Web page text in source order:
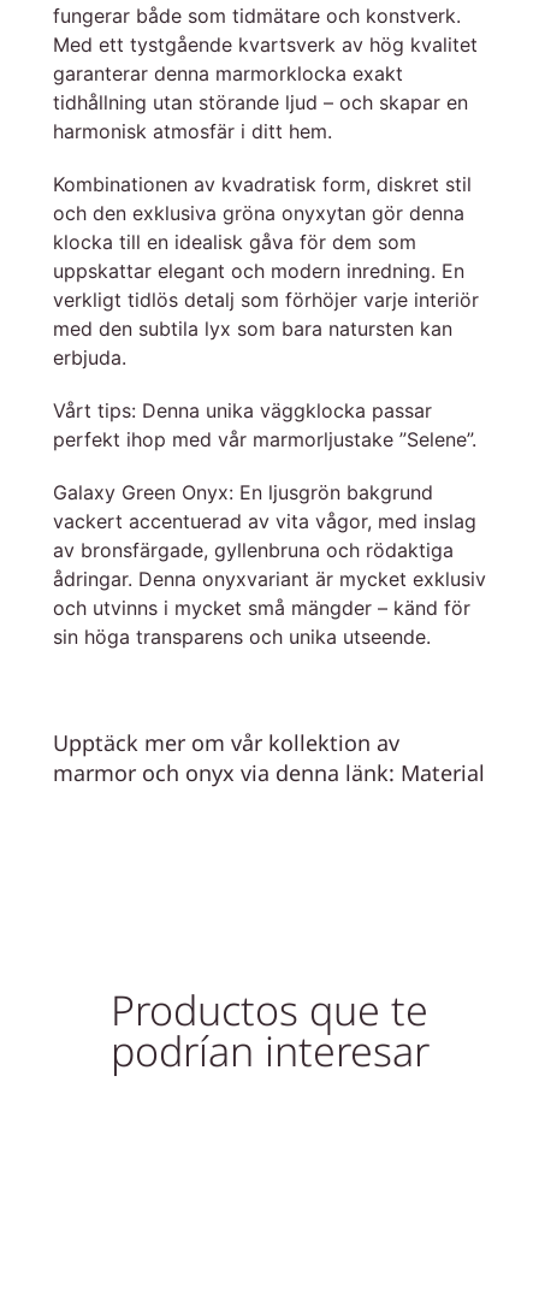
fungerar både som tidmätare och konstverk.
Med ett tystgående kvartsverk av hög kvalitet
garanterar denna marmorklocka exakt
tidhållning utan störande ljud – och skapar en
harmonisk atmosfär i ditt hem.
Kombinationen av kvadratisk form, diskret stil
och den exklusiva gröna onyxytan gör denna
klocka till en idealisk gåva för dem som
uppskattar elegant och modern inredning. En
verkligt tidlös detalj som förhöjer varje interiör
med den subtila lyx som bara natursten kan
erbjuda.
Vårt tips: Denna unika väggklocka passar
perfekt ihop med vår marmorljustake ”Selene”.
Galaxy Green Onyx: En ljusgrön bakgrund
vackert accentuerad av vita vågor, med inslag
av bronsfärgade, gyllenbruna och rödaktiga
ådringar. Denna onyxvariant är mycket exklusiv
och utvinns i mycket små mängder – känd för
sin höga transparens och unika utseende.
Upptäck mer om vår kollektion av
marmor och onyx via denna länk: Material
Productos que te
podrían interesar